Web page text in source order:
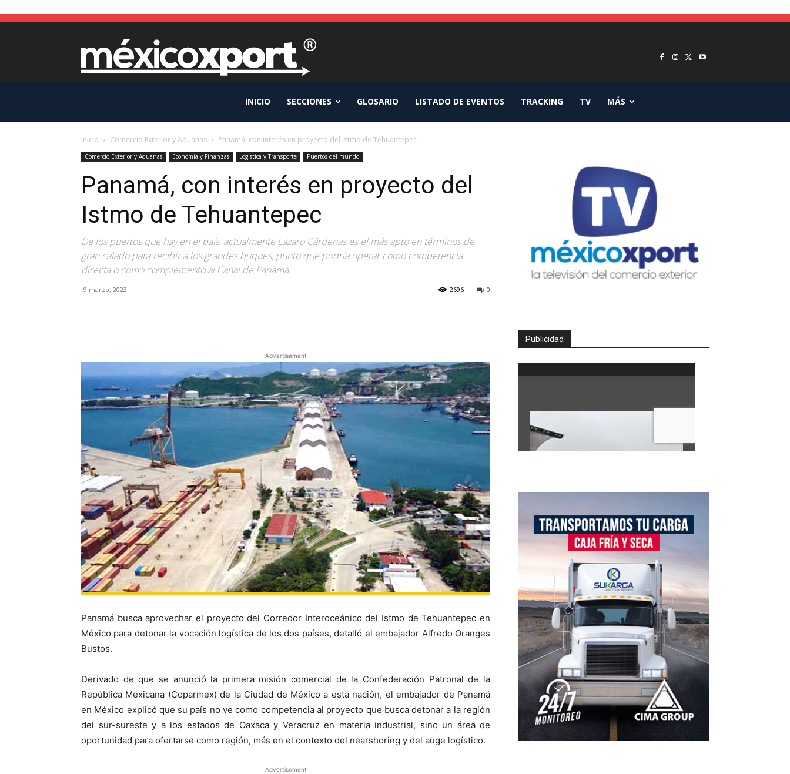
INICIO SECCIONES GLOSARIO LISTADO DE EVENTOS TRACKING TV MÁS
Inicio Comercio Exterior y Aduanas Panamá, con interés en proyecto del Istmo de Tehuantepec
Comercio Exterior y Aduanas Economia y Finanzas Logistica y Transporte Puertos del mundo
Panamá, con interés en proyecto del
Istmo de Tehuantepec
De los puertos que hay en el país, actualmente Lázaro Cárdenas es el más apto en términos de
gran calado para recibir a los grandes buques, punto que podría operar como competencia
directa o como complemento al Canal de Panamá.
9 marzo, 2023 0
2696
Advertisement
Panamá busca aprovechar el proyecto del Corredor Interoceánico del Istmo de Tehuantepec en
México para detonar la vocación logística de los dos países, detalló el embajador Alfredo Oranges
Bustos.
Derivado de que se anunció la primera misión comercial de la Confederación Patronal de la
República Mexicana (Coparmex) de la Ciudad de México a esta nación, el embajador de Panamá
en México explicó que su país no ve como competencia al proyecto que busca detonar a la región
del sur-sureste y a los estados de Oaxaca y Veracruz en materia industrial, sino un área de
oportunidad para ofertarse como región, más en el contexto del nearshoring y del auge logístico.
Advertisement
Publicidad